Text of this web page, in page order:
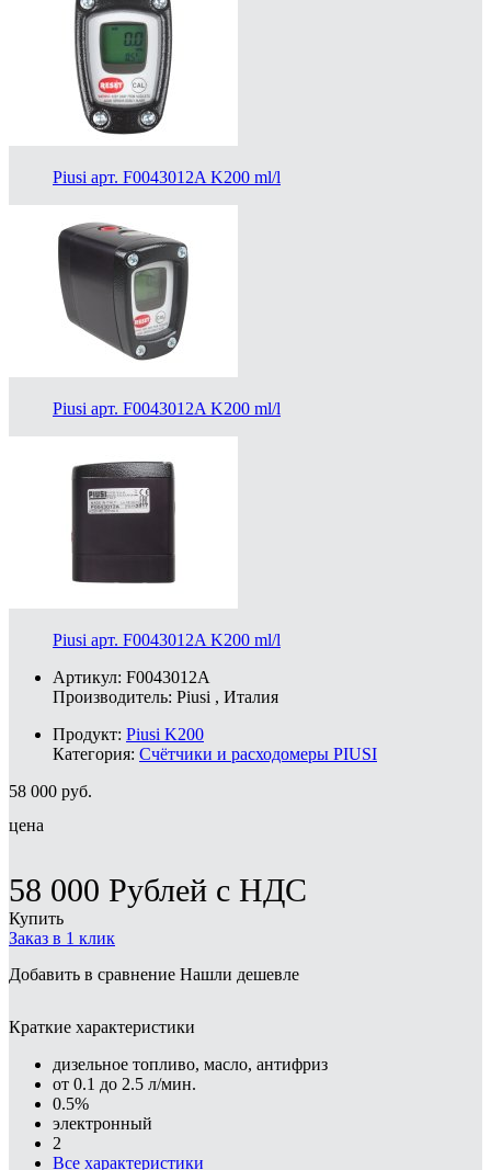
Piusi арт. F0043012A K200 ml/l
Piusi арт. F0043012A K200 ml/l
Piusi арт. F0043012A K200 ml/l
Артикул: F0043012A
Производитель: Piusi , Италия
Продукт: Piusi K200
Категория: Счётчики и расходомеры PIUSI
58 000 руб.
цена
58 000 Рублей с НДС
Купить
Заказ в 1 клик
Добавить в сравнение Нашли дешевле
Краткие характеристики
дизельное топливо, масло, антифриз
от 0.1 до 2.5 л/мин.
0.5%
электронный
2
Все характеристики